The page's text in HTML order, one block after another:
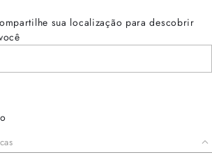
sua localização para descobrir